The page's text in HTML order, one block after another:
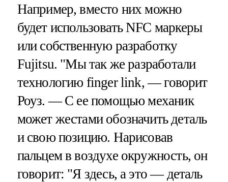
Например, вместо них можно
будет использовать NFC маркеры
или собственную разработку
Fujitsu. "Мы так же разработали
технологию finger link, — говорит
Роуз. — С ее помощью механик
может жестами обозначить деталь
и свою позицию. Нарисовав
пальцем в воздухе окружность, он
говорит: "Я здесь, а это — деталь